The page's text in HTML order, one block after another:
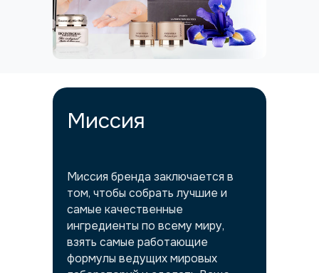
Миссия
Миссия бренда заключается в
том, чтобы собрать лучшие и
самые качественные
ингредиенты по всему миру,
взять самые работающие
формулы ведущих мировых